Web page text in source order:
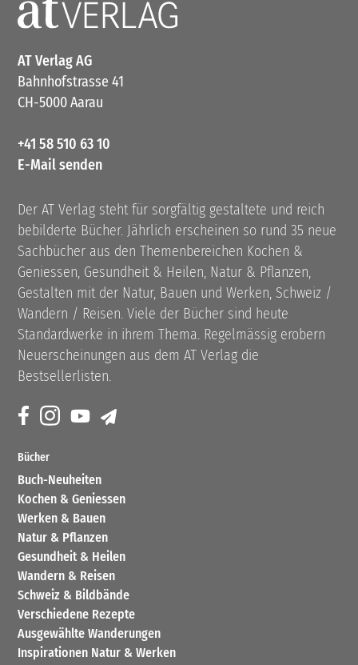
AT Verlag AG
Bahnhofstrasse 41
CH-5000 Aarau
+41 58 510 63 10
E-Mail senden
Der AT Verlag steht für sorgfältig gestaltete und reich
bebilderte Bücher. Jährlich erscheinen so rund 35 neue
Sachbücher aus den Themenbereichen Kochen &
Geniessen, Gesundheit & Heilen, Natur & Pflanzen,
Gestalten mit der Natur, Bauen und Werken, Schweiz /
Wandern / Reisen. Viele der Bücher sind heute
Standardwerke in ihrem Thema. Regelmässig erobern
Neuerscheinungen aus dem AT Verlag die
Bestsellerlisten.
Bücher
Buch-Neuheiten
Kochen & Geniessen
Werken & Bauen
Natur & Pflanzen
Gesundheit & Heilen
Wandern & Reisen
Schweiz & Bildbände
Verschiedene Rezepte
Ausgewählte Wanderungen
Inspirationen Natur & Werken